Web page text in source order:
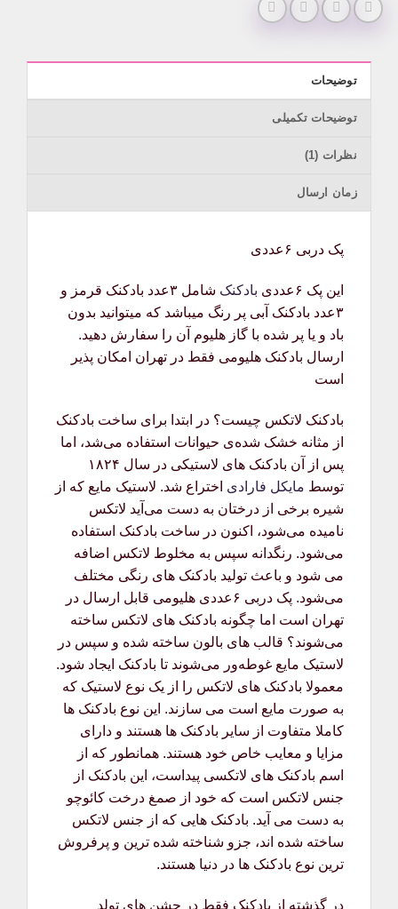
توضیحات
توضیحات تکمیلی
نظرات (1)
زمان ارسال
پک دربی ۶عددی
این پک ۶عددی بادکنک
شامل ۳عدد بادکنک قرمز و
۳عدد بادکنک آبی پر رنگ میباشد که میتوانید بدون
باد و یا پر شده با گاز هلیوم آن را سفارش دهید.
ارسال بادکنک هلیومی فقط در تهران امکان پذیر
است
بادکنک لاتکس چیست؟ در ابتدا برای ساخت بادکنک
از مثانه خشک شده‌ی حیوانات استفاده می‌شد، اما
پس از آن بادکنک های لاستیکی در سال ۱۸۲۴
توسط مایکل فارادی اختراع شد. لاستیک مایع که از
شیره برخی از درختان به دست می‌آید لاتکس
نامیده می‌شود، اکنون در ساخت بادکنک استفاده
می‌شود. رنگدانه سپس به مخلوط لاتکس اضافه
می شود و باعث تولید بادکنک های رنگی مختلف
می‌شود. پک دربی ۶عددی هلیومی قابل ارسال در
تهران است اما چگونه بادکنک های لاتکس ساخته
می‌شوند؟ قالب های بالون ساخته شده و سپس در
لاستیک مایع غوطه‌ور می‌شوند تا بادکنک ایجاد شود.
معمولا بادکنک های لاتکس را از یک نوع لاستیک که
به صورت مایع است می سازند. این نوع بادکنک ها
کاملا متفاوت از سایر بادکنک ها هستند و دارای
مزایا و معایب خاص خود هستند. همانطور که از
اسم بادکنک های لاتکسی پیداست، این بادکنک از
جنس لاتکس است که خود از صمغ درخت کائوچو
به دست می آید. بادکنک هایی که از جنس لاتکس
ساخته شده اند، جزو شناخته شده ترین و پرفروش
ترین نوع بادکنک ها در دنیا هستند.
در گذشته از بادکنک فقط در جشن های تولد